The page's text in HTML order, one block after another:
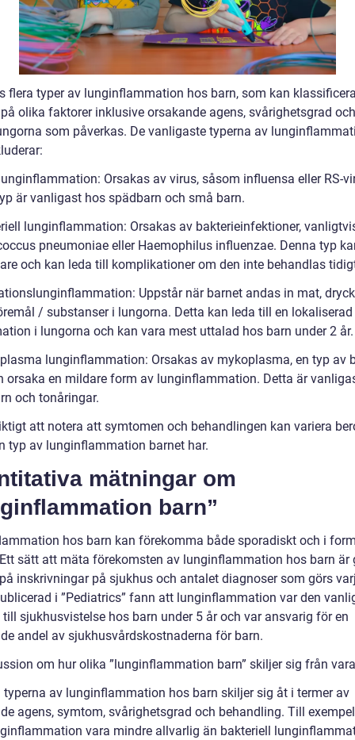
flera typer av lunginflammation hos barn, som kan
olika faktorer inklusive orsakande agens, svårighetsgrad
som påverkas. De vanligaste typerna av
Orsakas av virus, såsom influensa eller RS-
är vanligast hos spädbarn och små barn.
lunginflammation: Orsakas av bakterieinfektioner,
pneumoniae eller Haemophilus influenzae. Denna typ
och kan leda till komplikationer om den inte behandlas
Uppstår när barnet andas in mat,
/ substanser i lungorna. Detta kan leda till en lokaliserad
i lungorna och kan vara mest uttalad hos barn under 2 år.
lunginflammation: Orsakas av mykoplasma, en typ av
orsaka en mildare form av lunginflammation. Detta är
och tonåringar.
att notera att symtomen och behandlingen kan variera
typ av lunginflammation barnet har.
mätningar om
barn”
hos barn kan förekomma både sporadiskt och i
sätt att mäta förekomsten av lunginflammation hos barn är
inskrivningar på sjukhus och antalet diagnoser som görs
i ”Pediatrics” fann att lunginflammation var den
till sjukhusvistelse hos barn under 5 år och var ansvarig för en
andel av sjukhusvårdskostnaderna för barn.
om hur olika ”lunginflammation barn” skiljer sig från
typerna av lunginflammation hos barn skiljer sig åt i termer av
agens, symtom, svårighetsgrad och behandling. Till
vara mindre allvarlig än bakteriell